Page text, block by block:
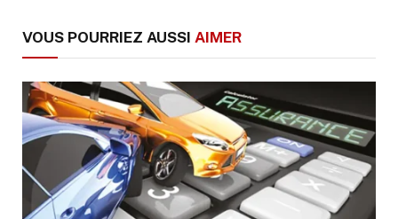
VOUS POURRIEZ AUSSI AIMER